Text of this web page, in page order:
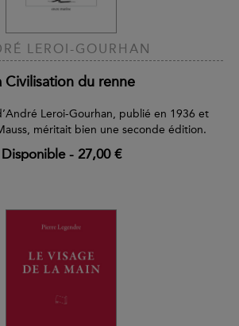
LEROI-GOURHAN
Civilisation du renne
Leroi-Gourhan, publié en 1936 et
méritait bien une seconde édition.
Disponible- 27,00 €